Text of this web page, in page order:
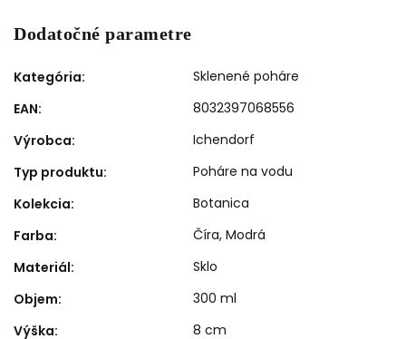
Dodatočné parametre
Kategória:
Sklenené poháre
EAN:
8032397068556
Výrobca:
Ichendorf
Typ produktu:
Poháre na vodu
Kolekcia:
Botanica
Farba: Číra, Modrá
Materiál:
Sklo
Objem:
300 ml
Výška: 8 cm